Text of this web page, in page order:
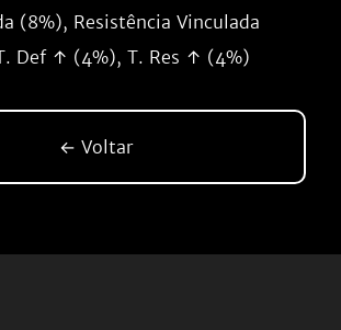
(8%), Resistência Vinculada
Def ↑ (4%), T. Res ↑ (4%)
← Voltar